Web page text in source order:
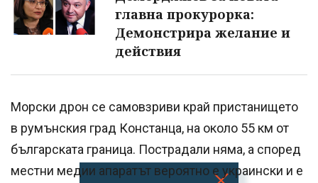
главна прокурорка:
Демонстрира желание и
действия
Морски дрон се самовзриви край пристанището
в румънския град Констанца, на около 55 км от
българската граница. Пострадали няма, а според
местни медии апаратът вероятно е украински и е